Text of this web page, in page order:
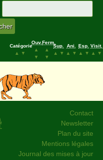
Catégorie
▲
▼
Ouv.
▲
▼
Ferm.
▲
▼
Sup.
▲
▼
Ani.
▲
▼
Esp.
▲
▼
Visit.
▲
▼
Contact
Newsletter
Plan du site
Mentions légales
Journal des mises à jour